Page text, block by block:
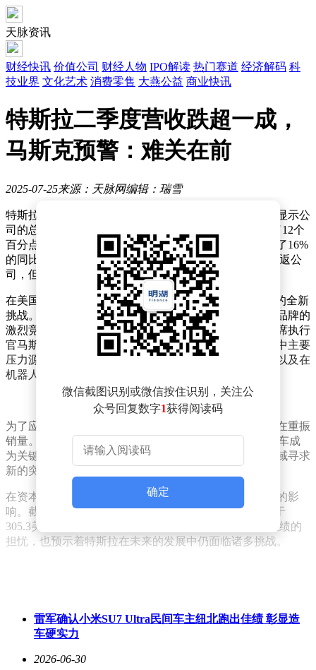
天脉资讯
财经快讯 价值公司 财经人物 IPO解读 热门赛道 经济解码 科
技业界 文化艺术 消费零售 大燕公益 商业快讯
特斯拉二季度营收跌超一成，
马斯克预警：难关在前
2025-07-25来源：天脉网编辑：瑞雪
特斯拉近日揭晓了其2025年第二季度的财务报告，数据显示公
司的总体营收下滑至225亿美元，与去年同期相比减少了12个
百分点。尤为突出的是，其核心的汽车业务营收也遭遇了16%
的同比降幅，降至166.7亿美元。尽管创始人马斯克已重返公
司，但特斯拉的销量依然未能摆脱下滑的态势。
在美国市场，特斯拉正面临“大而美”法案生效后所带来的全新
挑战。而在中国及欧洲市场，来自小米、比亚迪等国产品牌的
激烈竞争，进一步压缩了特斯拉的市场份额。特斯拉首席执行
官马斯克坦诚表示，公司预计将经历数个艰难季度，其中主要
压力源自汽车业务的萎缩、自动驾驶领域的监管难题，以及在
机器人业务初期可能面临的负毛利率。
为了应对当前的困境，特斯拉已规划了一系列策略，旨在重振
销量。其中，推出长轴距版Model YL车型及一款平价新车成
为关键举措。特斯拉还计划在自动驾驶技术和机器人领域寻求
新的突破，以期为公司带来新的增长点。
在资本市场方面，特斯拉的股价也受到了财报数据不佳的影
响。截至7月24日美股收盘，特斯拉股价下跌8%，报收于
305.3美元。这一跌幅不仅反映了投资者对特斯拉当前业绩的
担忧，也预示着特斯拉在未来的发展中仍面临诸多挑战。
微信截图识别或微信按住识别，关注公
众号回复数字1获得阅读码
确定
雷军确认小米SU7 Ultra民间车主纽北跑出佳绩 彰显造
车硬实力
2026-06-30